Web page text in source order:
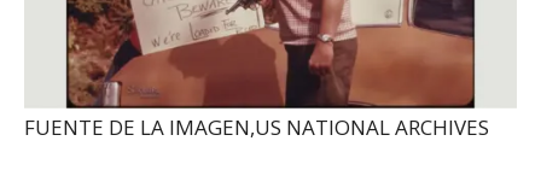
FUENTE DE LA IMAGEN,US NATIONAL ARCHIVES